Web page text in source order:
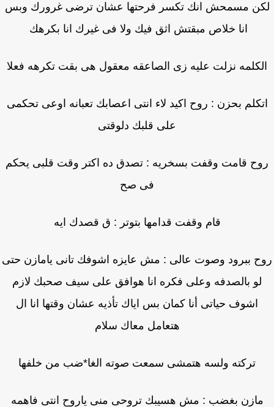
مسمحش انك تكسر فرحتها عشان ترضى غرورك وبس
انا خلاص مبقتش اثق فيك ولا فى غيرك انا بكرهك
نزلت عليه زى الصاعقه معقول هى بقت تكرهه فعلا
بحزن : روح اكيد لاء انتى اعصابك تعبانه اوعى تحكمى
على قلبك دلوقتى
قامت وقفت بسخريه : تصدق ده اكتر وقت قلبى يحكم
فى صح
قام وقفت قدامها بتوتر : ق قصدك ايه
ببرود وصوت عالى : مش عايزه اشوفك تانى يامازن حتى
لو بالصدفه وعلى فكره انا هوافق على سيف صحبك لازم
اشوف حياتى أنا كمان بس اياك تأذيه عشان وقتها انا ال
هتعامل معاك سلام
تركته ولسه هتمشى سمعت صوته الغا*ضب من خلفها
مازن بغضب : مش هسيبك تروحى منى ياروح انتى فاهمه